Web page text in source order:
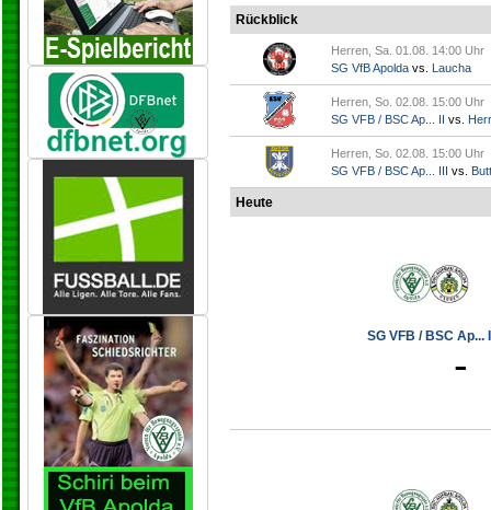
Rückblick
Herren, Sa. 01.08. 14:00 Uhr
SG VfB Apolda vs. Laucha
Herren, So. 02.08. 15:00 Uhr
SG VFB / BSC Ap... II vs.
Herren, So. 02.08. 15:00 Uhr
SG VFB / BSC Ap... III vs.
Heute
SG VFB / BSC Ap...
-